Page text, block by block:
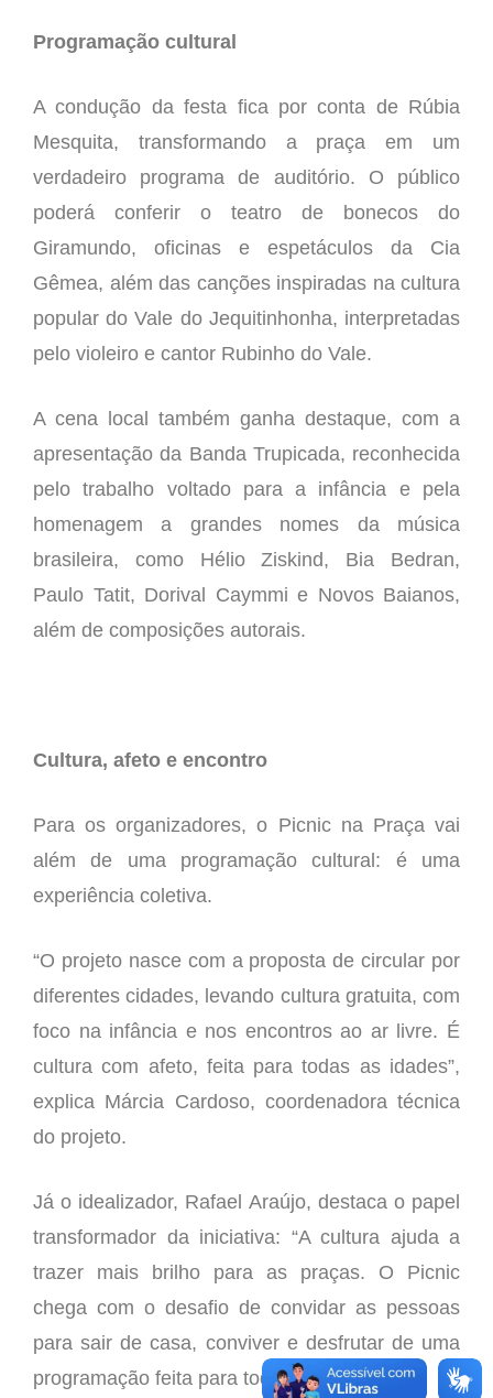
Programação cultural
A condução da festa fica por conta de Rúbia
Mesquita, transformando a praça em um
verdadeiro programa de auditório. O público
poderá conferir o teatro de bonecos do
Giramundo, oficinas e espetáculos da Cia
Gêmea, além das canções inspiradas na cultura
popular do Vale do Jequitinhonha, interpretadas
pelo violeiro e cantor Rubinho do Vale.
A cena local também ganha destaque, com a
apresentação da Banda Trupicada, reconhecida
pelo trabalho voltado para a infância e pela
homenagem a grandes nomes da música
brasileira, como Hélio Ziskind, Bia Bedran,
Paulo Tatit, Dorival Caymmi e Novos Baianos,
além de composições autorais.
Cultura, afeto e encontro
Para os organizadores, o Picnic na Praça vai
além de uma programação cultural: é uma
experiência coletiva.
“O projeto nasce com a proposta de circular por
diferentes cidades, levando cultura gratuita, com
foco na infância e nos encontros ao ar livre. É
cultura com afeto, feita para todas as idades”,
explica Márcia Cardoso, coordenadora técnica
do projeto.
Já o idealizador, Rafael Araújo, destaca o papel
transformador da iniciativa: “A cultura ajuda a
trazer mais brilho para as praças. O Picnic
chega com o desafio de convidar as pessoas
para sair de casa, conviver e desfrutar de uma
programação feita para todos os públicos.”